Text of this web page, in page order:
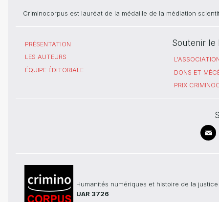
Criminocorpus est lauréat de la médaille de la médiation
PRÉSENTATION
LES AUTEURS
ÉQUIPE ÉDITORIALE
Soutenir le
DONS ET
PRIX
Humanités numériques et histoire de la justice
UAR 3726